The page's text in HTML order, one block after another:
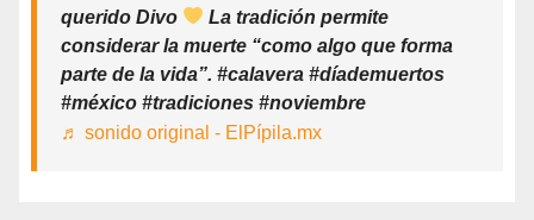
querido Divo
La tradición permite
considerar la muerte “como algo que forma
parte de la vida”. #calavera #díademuertos
#méxico #tradiciones #noviembre
♬ sonido original - ElPípila.mx